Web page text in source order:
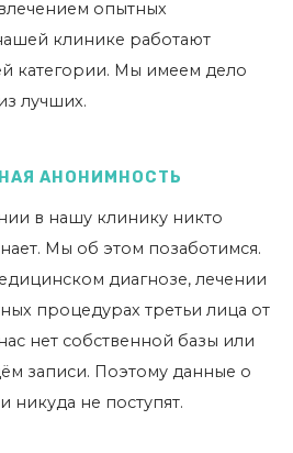
опытных
клинике работают
категории. Мы имеем дело
лучших.
АНОНИМНОСТЬ
в нашу клинику никто
Мы об этом позаботимся.
диагнозе, лечении
процедурах третьи лица от
нет собственной базы или
записи. Поэтому данные о
не поступят.